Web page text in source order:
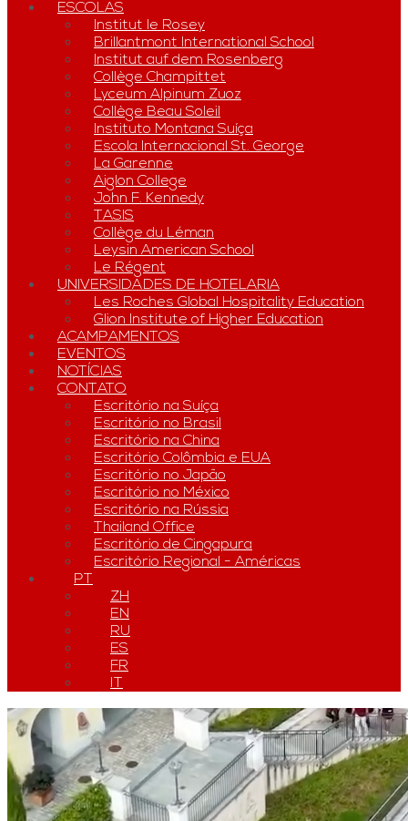
ESCOLAS
Institut le Rosey
Brillantmont International School
Institut auf dem Rosenberg
Collège Champittet
Lyceum Alpinum Zuoz
Collège Beau Soleil
Instituto Montana Suíça
Escola Internacional St. George
La Garenne
Aiglon College
John F. Kennedy
TASIS
Collège du Léman
Leysin American School
Le Régent
UNIVERSIDADES DE HOTELARIA
Les Roches Global Hospitality Education
Glion Institute of Higher Education
ACAMPAMENTOS
EVENTOS
NOTÍCIAS
CONTATO
Escritório na Suíça
Escritório no Brasil
Escritório na China
Escritório Colômbia e EUA
Escritório no Japão
Escritório no México
Escritório na Rússia
Thailand Office
Escritório de Cingapura
Escritório Regional - Américas
PT
ZH
EN
RU
ES
FR